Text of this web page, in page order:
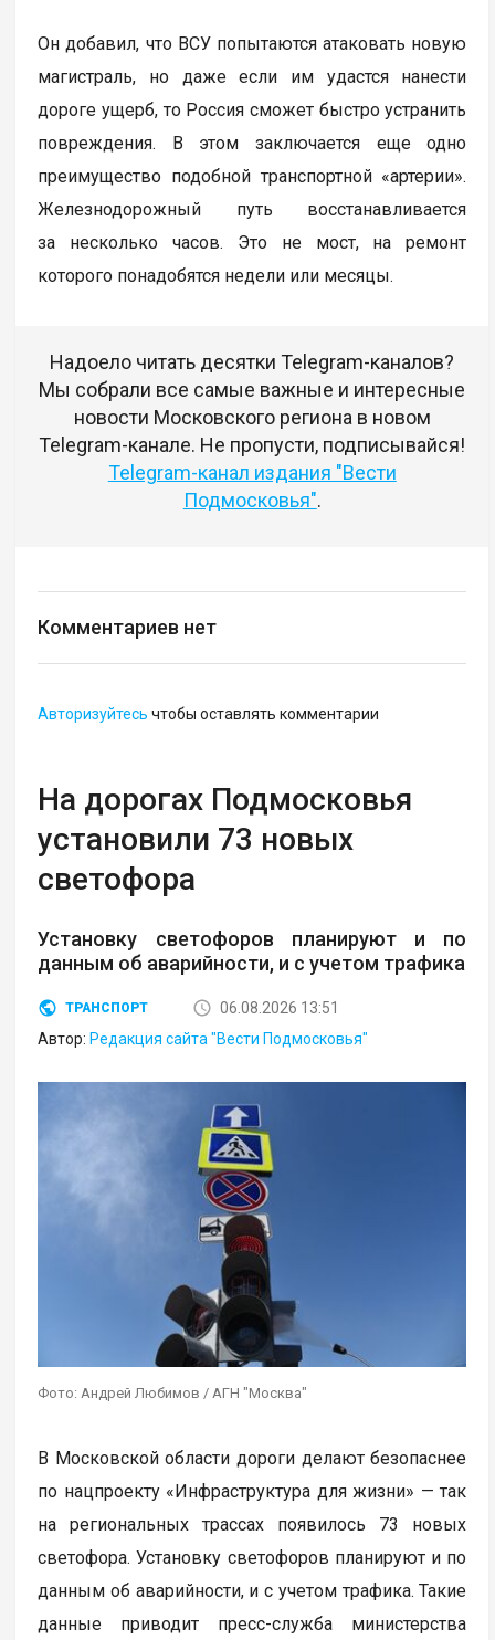
Он добавил, что ВСУ попытаются атаковать новую
магистраль, но даже если им удастся нанести
дороге ущерб, то Россия сможет быстро устранить
повреждения. В этом заключается еще одно
преимущество подобной транспортной «артерии».
Железнодорожный путь восстанавливается
за несколько часов. Это не мост, на ремонт
которого понадобятся недели или месяцы.
Надоело читать десятки Telegram-каналов?
Мы собрали все самые важные и интересные
новости Московского региона в новом
Telegram-канале. Не пропусти, подписывайся!
Telegram-канал издания "Вести
Подмосковья".
Комментариев нет
Авторизуйтесь чтобы оставлять комментарии
На дорогах Подмосковья
установили 73 новых
светофора
Установку светофоров планируют и по
данным об аварийности, и с учетом трафика
ТРАНСПОРТ
06.08.2026 13:51
Автор: Редакция сайта "Вести Подмосковья"
Фото: Андрей Любимов / АГН "Москва"
В Московской области дороги делают безопаснее
по нацпроекту «Инфраструктура для жизни» — так
на региональных трассах появилось 73 новых
светофора. Установку светофоров планируют и по
данным об аварийности, и с учетом трафика. Такие
данные приводит пресс-служба министерства